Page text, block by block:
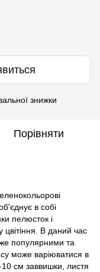
знижки
Порівняти
в собі
пелюсток і
В даний час
популярними та
може варіюватися в
см заввишки, листя